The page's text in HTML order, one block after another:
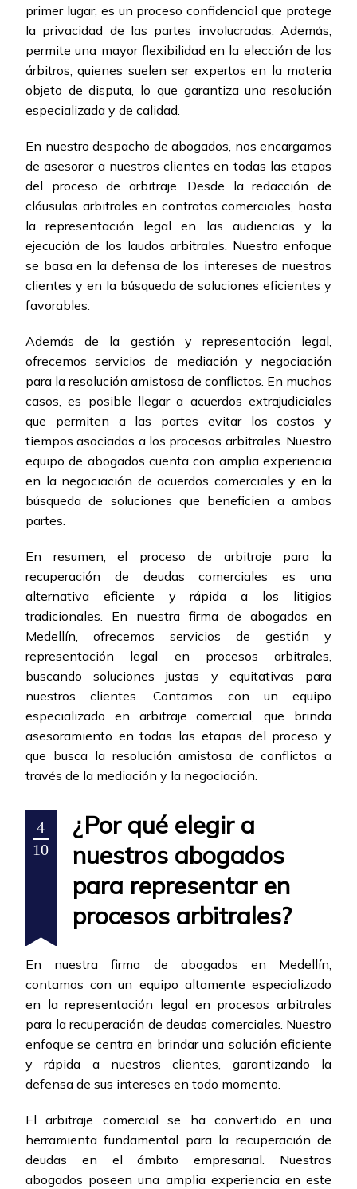
primer lugar, es un proceso confidencial que protege
la privacidad de las partes involucradas. Además,
permite una mayor flexibilidad en la elección de los
árbitros, quienes suelen ser expertos en la materia
objeto de disputa, lo que garantiza una resolución
especializada y de calidad.
En nuestro despacho de abogados, nos encargamos
de asesorar a nuestros clientes en todas las etapas
del proceso de arbitraje. Desde la redacción de
cláusulas arbitrales en contratos comerciales, hasta
la representación legal en las audiencias y la
ejecución de los laudos arbitrales. Nuestro enfoque
se basa en la defensa de los intereses de nuestros
clientes y en la búsqueda de soluciones eficientes y
favorables.
Además de la gestión y representación legal,
ofrecemos servicios de mediación y negociación
para la resolución amistosa de conflictos. En muchos
casos, es posible llegar a acuerdos extrajudiciales
que permiten a las partes evitar los costos y
tiempos asociados a los procesos arbitrales. Nuestro
equipo de abogados cuenta con amplia experiencia
en la negociación de acuerdos comerciales y en la
búsqueda de soluciones que beneficien a ambas
partes.
En resumen, el proceso de arbitraje para la
recuperación de deudas comerciales es una
alternativa eficiente y rápida a los litigios
tradicionales. En nuestra firma de abogados en
Medellín, ofrecemos servicios de gestión y
representación legal en procesos arbitrales,
buscando soluciones justas y equitativas para
nuestros clientes. Contamos con un equipo
especializado en arbitraje comercial, que brinda
asesoramiento en todas las etapas del proceso y
que busca la resolución amistosa de conflictos a
través de la mediación y la negociación.
4
10
¿Por qué elegir a
nuestros abogados
para representar en
procesos arbitrales?
En nuestra firma de abogados en Medellín,
contamos con un equipo altamente especializado
en la representación legal en procesos arbitrales
para la recuperación de deudas comerciales. Nuestro
enfoque se centra en brindar una solución eficiente
y rápida a nuestros clientes, garantizando la
defensa de sus intereses en todo momento.
El arbitraje comercial se ha convertido en una
herramienta fundamental para la recuperación de
deudas en el ámbito empresarial. Nuestros
abogados poseen una amplia experiencia en este